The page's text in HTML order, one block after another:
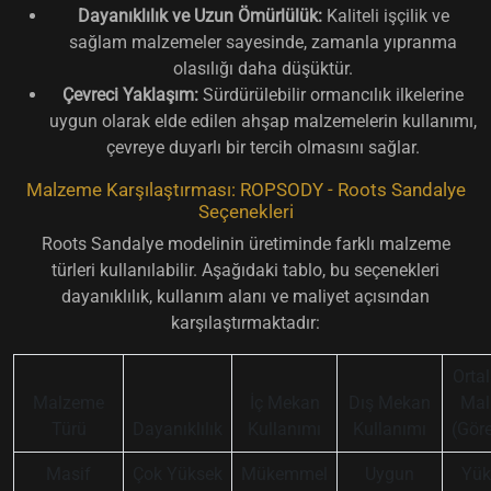
Dayanıklılık ve Uzun Ömürlülük:Kaliteli işçilik ve
sağlam malzemeler sayesinde, zamanla yıpranma
olasılığı daha düşüktür.
Çevreci Yaklaşım: Sürdürülebilir ormancılık ilkelerine
uygun olarak elde edilen ahşap malzemelerin kullanımı,
çevreye duyarlı bir tercih olmasını sağlar.
Malzeme Karşılaştırması: ROPSODY - Roots Sandalye
Seçenekleri
Roots Sandalye modelinin üretiminde farklı malzeme
türleri kullanılabilir. Aşağıdaki tablo, bu seçenekleri
dayanıklılık, kullanım alanı ve maliyet açısından
karşılaştırmaktadır: